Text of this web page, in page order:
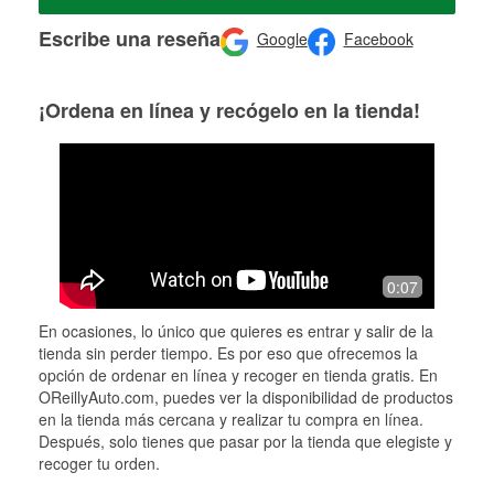
Escribe una reseña Google Facebook
¡Ordena en línea y recógelo en la tienda!
0:07
En ocasiones, lo único que quieres es entrar y salir de la
tienda sin perder tiempo. Es por eso que ofrecemos la
opción de ordenar en línea y recoger en tienda gratis. En
OReillyAuto.com, puedes ver la disponibilidad de productos
en la tienda más cercana y realizar tu compra en línea.
Después, solo tienes que pasar por la tienda que elegiste y
recoger tu orden.